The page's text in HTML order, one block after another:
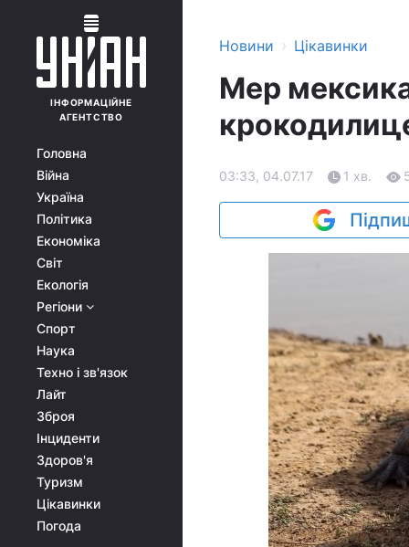
ІНФОРМАЦІЙНЕ
АГЕНТСТВО
Головна
Війна
Україна
Політика
Економіка
Світ
Екологія
Регіони
Спорт
Наука
Техно і зв'язок
Лайт
Зброя
Інциденти
Здоров'я
Туризм
Цікавинки
Погода
Новини › Цікавинки
Мер
03:33, 04.07.17 1 хв.